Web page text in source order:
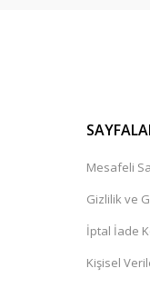
Mesafeli
Gizlilik ve
İptal İade
Kişisel